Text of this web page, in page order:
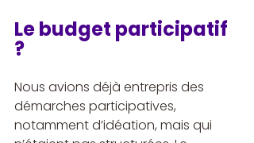
Le budget participatif
?
Nous avions déjà entrepris des
démarches participatives,
notamment d’idéation, mais qui